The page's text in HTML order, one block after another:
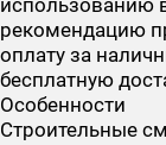
использованию
рекомендацию
оплату за
бесплатную
Особенности
Строительные